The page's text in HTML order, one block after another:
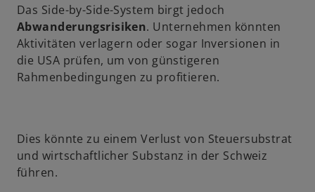
Das Side-by-Side-System birgt jedoch
Abwanderungsrisiken. Unternehmen könnten
Aktivitäten verlagern oder sogar Inversionen in
die USA prüfen, um von günstigeren
Rahmenbedingungen zu profitieren.
Dies könnte zu einem Verlust von Steuersubstrat
und wirtschaftlicher Substanz in der Schweiz
führen.